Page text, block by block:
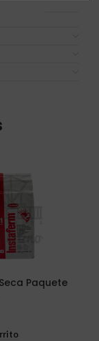
Paquete